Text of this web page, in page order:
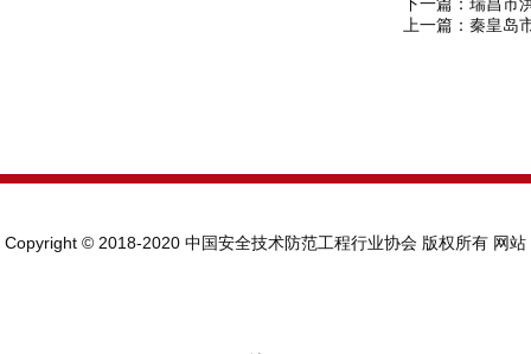
上一篇： 秦皇岛
Copyright © 2018-2020 中国安全技术防范工程行业协会 版权所有 网站